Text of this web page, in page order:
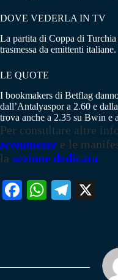
DOVE VEDERLA IN TV
La partita di Coppa di
trasmessa da emittenti italiane.
LE QUOTE
I bookmakers di Betflag
dall’Antalyaspor a 2.60 e
trova anche a 2.35 su Bwin e
Per consultare altre
scommesse e le
la sezione dedicata
Fa W
pp
Te
m